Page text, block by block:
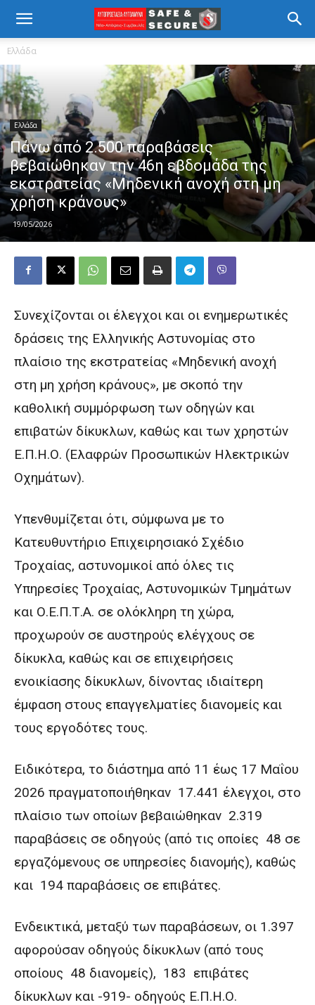
Ελλάδα
Ελλάδα
Πάνω από 2.500 παραβάσεις
βεβαιώθηκαν την 46η εβδομάδα της
εκστρατείας «Μηδενική ανοχή στη μη
χρήση κράνους»
19/05/2026
Συνεχίζονται οι έλεγχοι και οι ενημερωτικές
δράσεις της Ελληνικής Αστυνομίας στο
πλαίσιο της εκστρατείας «Μηδενική ανοχή
στη μη χρήση κράνους», με σκοπό την
καθολική συμμόρφωση των οδηγών και
επιβατών δίκυκλων, καθώς και των χρηστών
Ε.Π.Η.Ο. (Ελαφρών Προσωπικών Ηλεκτρικών
Οχημάτων).
Υπενθυμίζεται ότι, σύμφωνα με το
Κατευθυντήριο Επιχειρησιακό Σχέδιο
Τροχαίας, αστυνομικοί από όλες τις
Υπηρεσίες Τροχαίας, Αστυνομικών Τμημάτων
και Ο.Ε.Π.Τ.Α. σε ολόκληρη τη χώρα,
προχωρούν σε αυστηρούς ελέγχους σε
δίκυκλα, καθώς και σε επιχειρήσεις
ενοικίασης δίκυκλων, δίνοντας ιδιαίτερη
έμφαση στους επαγγελματίες διανομείς και
τους εργοδότες τους.
Ειδικότερα, το διάστημα από 11 έως 17 Μαΐου
2026 πραγματοποιήθηκαν 17.441 έλεγχοι, στο
πλαίσιο των οποίων βεβαιώθηκαν 2.319
παραβάσεις σε οδηγούς (από τις οποίες 48 σε
εργαζόμενους σε υπηρεσίες διανομής), καθώς
και 194 παραβάσεις σε επιβάτες.
Ενδεικτικά, μεταξύ των παραβάσεων, οι 1.397
αφορούσαν οδηγούς δίκυκλων (από τους
οποίους 48 διανομείς), 183 επιβάτες
δίκυκλων και -919- οδηγούς Ε.Π.Η.Ο.